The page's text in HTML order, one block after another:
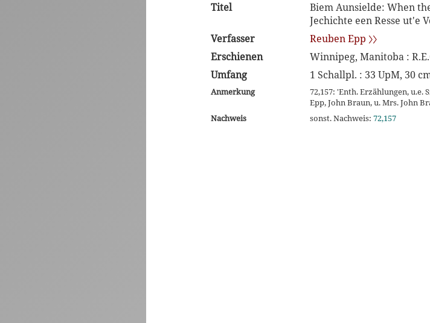
Titel
Biem Aunsielde: When
Jechichte een Resse ut'e
Verfasser
Reuben Epp 〉〉
Erschienen
Winnipeg, Manitoba :
Umfang
1 Schallpl. : 33 UpM, 30
Anmerkung
72,157: 'Enth. Erzählungen, u.e.
Epp, John Braun, u. Mrs. John
Nachweis
sonst. Nachweis: 72,157